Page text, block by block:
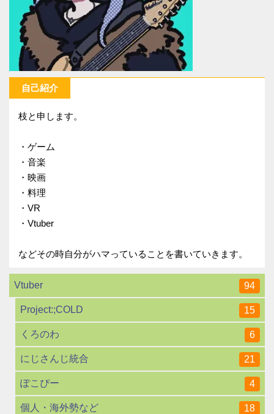
自己紹介
枝と申します。
・ゲーム
・音楽
・映画
・料理
・VR
・Vtuber
などその時自分がハマっていることを書いていきます。
Vtuber 94
Project:;COLD 15
くろのわ 6
にじさんじ統合 21
ぽこぴー 4
個人・海外勢など 18